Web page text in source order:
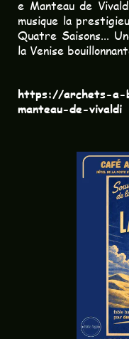
e Manteau de
musique la
Quatre Saisons...
la Venise
https://archets-a-
manteau-de-vivaldi